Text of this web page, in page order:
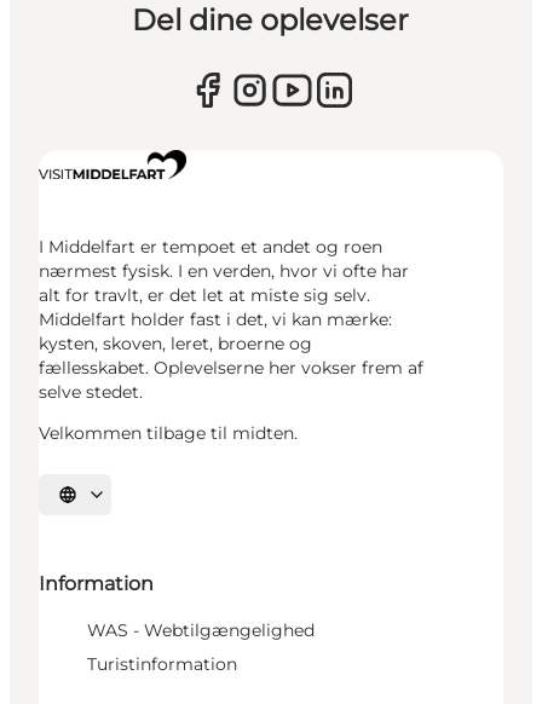
Del dine oplevelser
I Middelfart er tempoet et andet og roen
nærmest fysisk. I en verden, hvor vi ofte har
alt for travlt, er det let at miste sig selv.
Middelfart holder fast i det, vi kan mærke:
kysten, skoven, leret, broerne og
fællesskabet. Oplevelserne her vokser frem af
selve stedet.
Velkommen tilbage til midten.
Vælg sprog
Information
WAS - Webtilgængelighed
Turistinformation